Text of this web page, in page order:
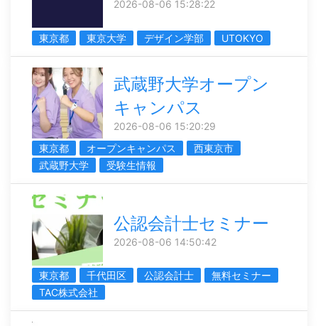
2026-08-06 15:28:22
東京都 東京大学 デザイン学部 UTOKYO
武蔵野大学オープン
キャンパス
2026-08-06 15:20:29
東京都
オープンキャンパス
西東京市
武蔵野大学
受験生情報
公認会計士セミナー
2026-08-06 14:50:42
東京都 千代田区 公認会計士
無料セミナー
TAC株式会社